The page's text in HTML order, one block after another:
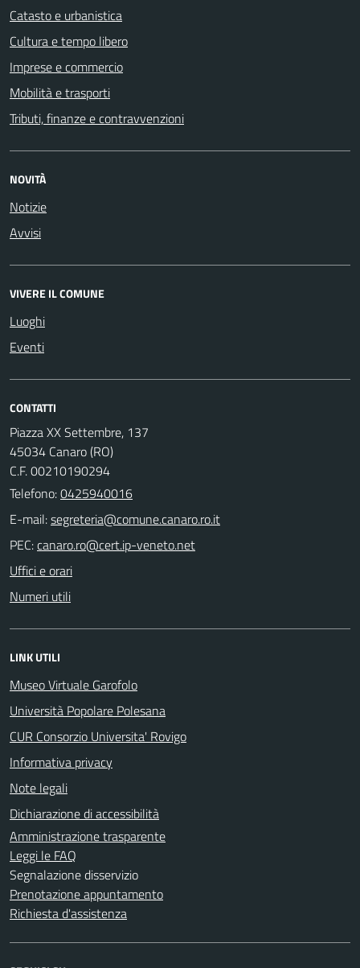
Catasto e urbanistica
Cultura e tempo libero
Imprese e commercio
Mobilità e trasporti
Tributi, finanze e contravvenzioni
NOVITÀ
Notizie
Avvisi
VIVERE IL COMUNE
Luoghi
Eventi
CONTATTI
Piazza XX Settembre, 137
45034 Canaro (RO)
C.F. 00210190294
Telefono:0425940016
E-mail:
PEC:
Uffici e orari
Numeri utili
LINK UTILI
Museo Virtuale Garofolo
Università Popolare Polesana
CUR Consorzio Universita' Rovigo
Informativa privacy
Note legali
Dichiarazione di accessibilità
Amministrazione trasparente
Leggi le FAQ
Segnalazione disservizio
Prenotazione appuntamento
Richiesta d'assistenza